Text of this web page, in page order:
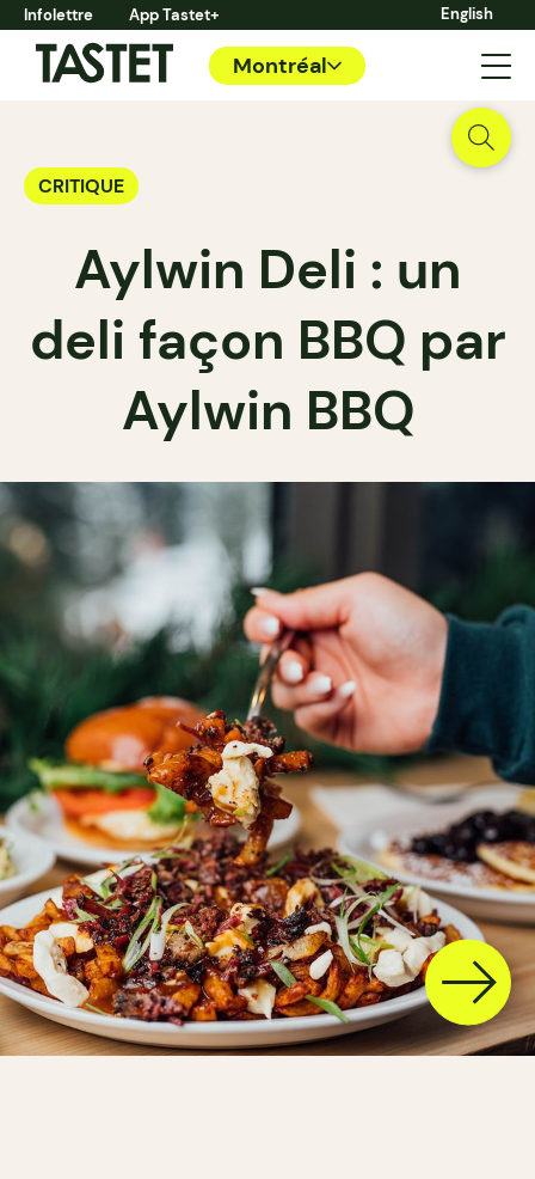
Infolettre App Tastet+ English
Montréal
CRITIQUE
Aylwin Deli : un
deli façon BBQ par
Aylwin BBQ